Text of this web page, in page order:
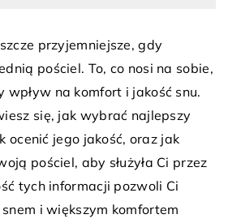
przyjemniejsze, gdy
pościel. To, co nosi na sobie,
wpływ na komfort i jakość snu.
się, jak wybrać najlepszy
ocenić jego jakość, oraz jak
pościel, aby służyła Ci przez
tych informacji pozwoli Ci
i większym komfortem